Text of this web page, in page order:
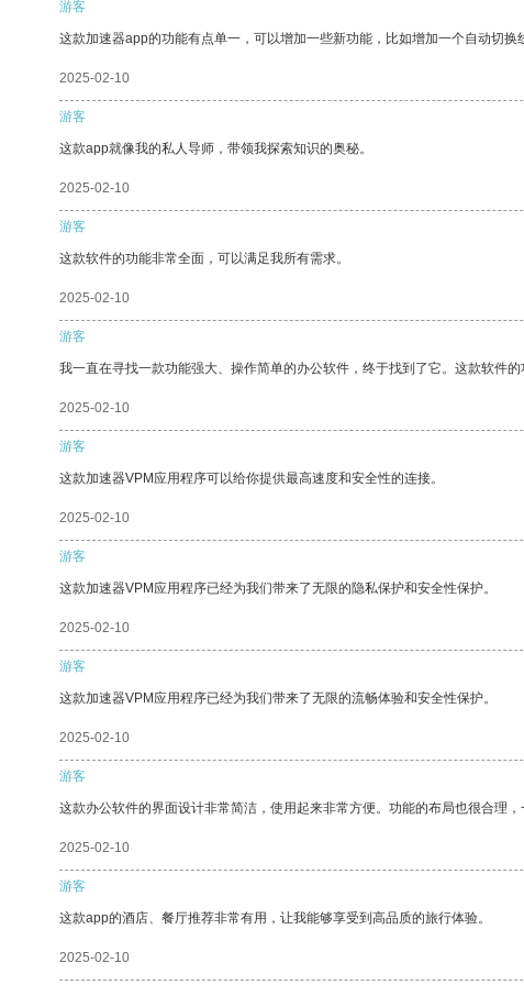
游客
这款加速器app的功能有点单一，可以增加一些新功能，比如增加一个自动切换
2025-02-10
游客
这款app就像我的私人导师，带领我探索知识的奥秘。
2025-02-10
游客
这款软件的功能非常全面，可以满足我所有需求。
2025-02-10
游客
我一直在寻找一款功能强大、操作简单的办公软件，终于找到了它。这款软件
2025-02-10
游客
这款加速器VPM应用程序可以给你提供最高速度和安全性的连接。
2025-02-10
游客
这款加速器VPM应用程序已经为我们带来了无限的隐私保护和安全性保护。
2025-02-10
游客
这款加速器VPM应用程序已经为我们带来了无限的流畅体验和安全性保护。
2025-02-10
游客
这款办公软件的界面设计非常简洁，使用起来非常方便。功能的布局也很合理，
2025-02-10
游客
这款app的酒店、餐厅推荐非常有用，让我能够享受到高品质的旅行体验。
2025-02-10